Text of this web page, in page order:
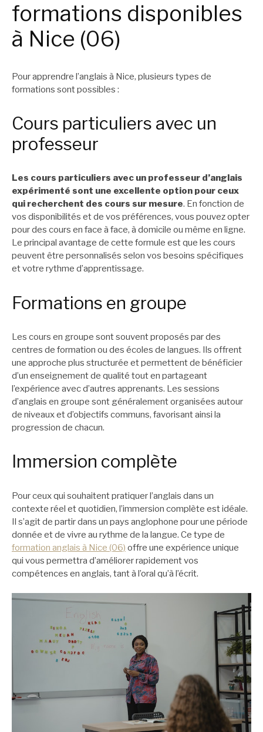
formations disponibles
à Nice (06)
Pour apprendre l’anglais à Nice, plusieurs types de
formations sont possibles :
Cours particuliers avec un
professeur
Les cours particuliers avec un professeur d’anglais
expérimenté sont une excellente option pour ceux
qui recherchent des cours sur mesure. En fonction de
vos disponibilités et de vos préférences, vous pouvez opter
pour des cours en face à face, à domicile ou même en ligne.
Le principal avantage de cette formule est que les cours
peuvent être personnalisés selon vos besoins spécifiques
et votre rythme d’apprentissage.
Formations en groupe
Les cours en groupe sont souvent proposés par des
centres de formation ou des écoles de langues. Ils offrent
une approche plus structurée et permettent de bénéficier
d’un enseignement de qualité tout en partageant
l’expérience avec d’autres apprenants. Les sessions
d’anglais en groupe sont généralement organisées autour
de niveaux et d’objectifs communs, favorisant ainsi la
progression de chacun.
Immersion complète
Pour ceux qui souhaitent pratiquer l’anglais dans un
contexte réel et quotidien, l’immersion complète est idéale.
Il s’agit de partir dans un pays anglophone pour une période
donnée et de vivre au rythme de la langue. Ce type de
formation anglais à Nice (06) offre une expérience unique
qui vous permettra d’améliorer rapidement vos
compétences en anglais, tant à l’oral qu’à l’écrit.